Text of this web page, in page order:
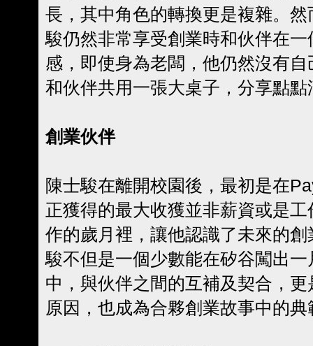
長，其中角色的轉換更是複雜。
駿仍然非常享受創業時和伙伴在
感，即使身為老闆，他仍然沒有
和伙伴共用一張大桌子，分享點
創業伙伴
陳士駿在離開校園後，最初是在
正獲得的最大收獲並非薪資或是
作的歲月裡，讓他認識了未來的
駿不但是一個少數能在矽谷闖出
中，與伙伴之間的互補及契合，
原因，也成為合夥創業故事中的典